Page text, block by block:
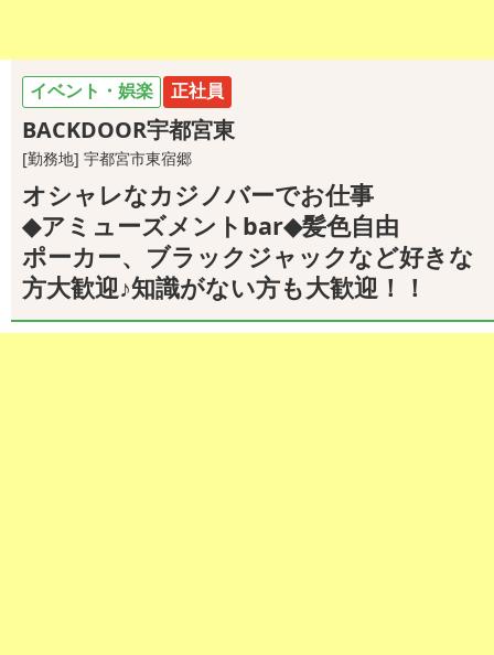
イベント・娯楽 正社員
BACKDOOR宇都宮東
[勤務地] 宇都宮市東宿郷
オシャレなカジノバーでお仕事
◆アミューズメントbar◆髪色自由
ポーカー、ブラックジャックなど好きな
方大歓迎♪知識がない方も大歓迎！！